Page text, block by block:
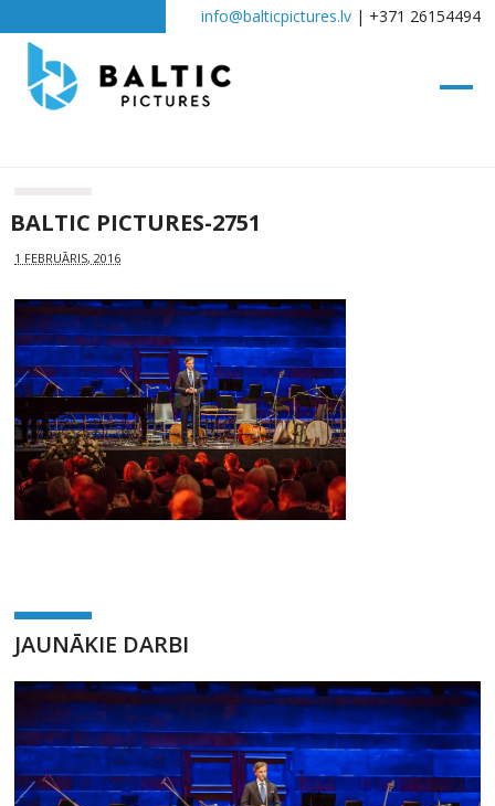
info@balticpictures.lv| +371 26154494
BALTIC PICTURES-2751
1 FEBRUĀRIS, 2016
JAUNĀKIE DARBI